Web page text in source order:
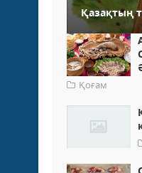
Қазақтың
Қоғам